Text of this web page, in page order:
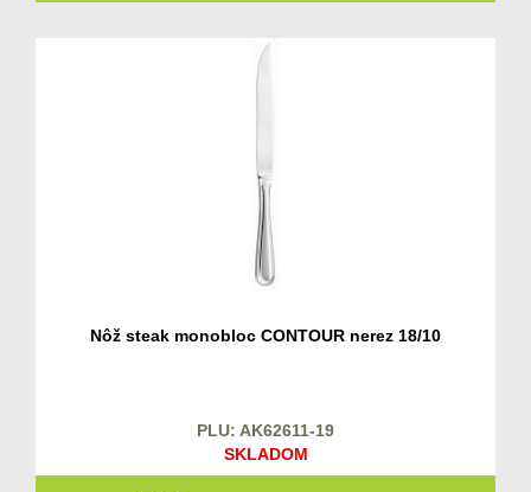
Nôž steak monobloc CONTOUR nerez 18/10
PLU: AK62611-19
SKLADOM